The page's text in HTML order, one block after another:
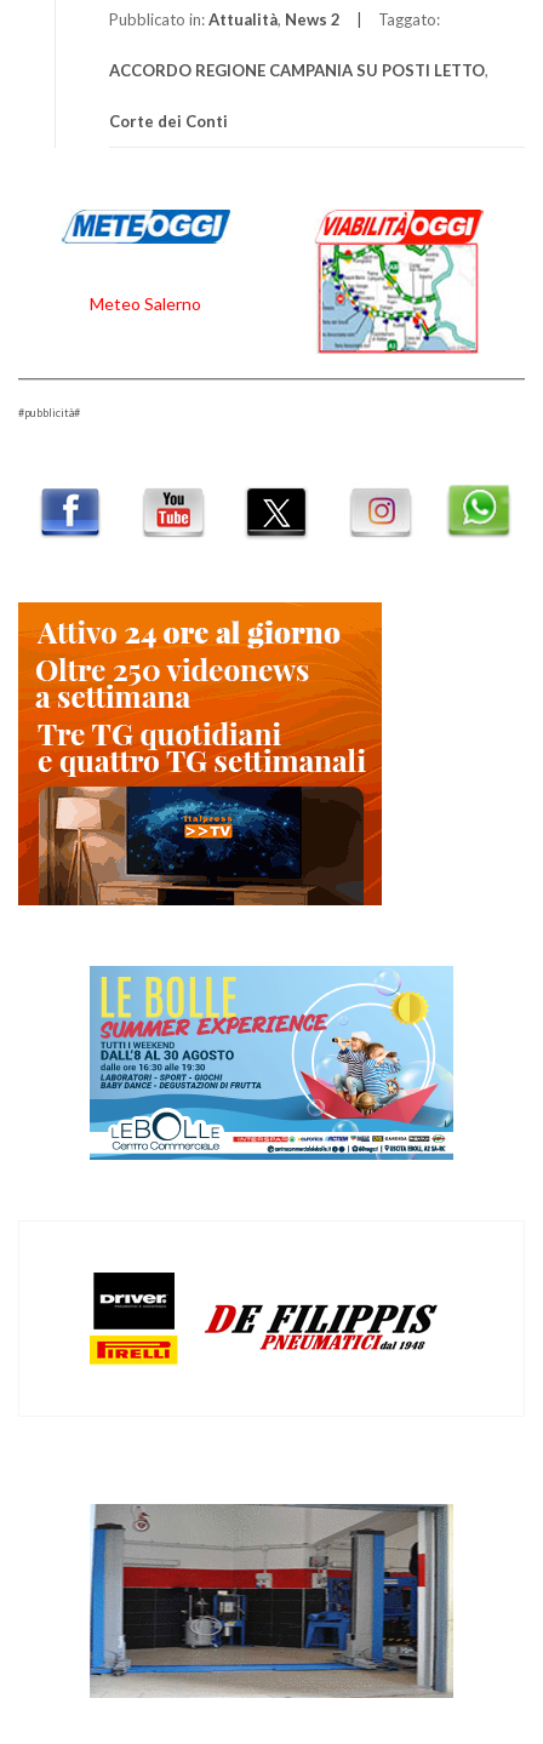
Pubblicato in:Attualità, News 2 Taggato:
ACCORDO REGIONE CAMPANIA SU POSTI LETTO,
Corte dei Conti
Meteo Salerno
#pubblicità#